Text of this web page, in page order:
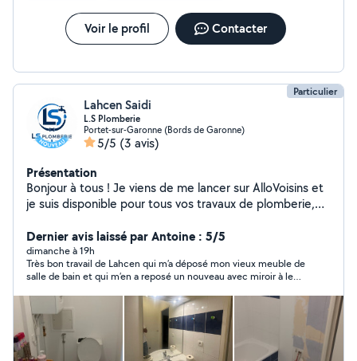
Voir le profil Contacter
Particulier
Lahcen Saidi
L.S Plomberie
Portet-sur-Garonne (Bords de Garonne)
5/5 (3 avis)
Présentation
Bonjour à tous ! Je viens de me lancer sur AlloVoisins et
je suis disponible pour tous vos travaux de plomberie,
ans, j'interviens aussi bien pour les petites réparations
que pour les installations, les rénovations, les
dépannages et l'entretien. Je suis polyvalent et j'aime le
travail bien fait. Travail propre et soigné Sérieux,
ponctuel et à l'écoute Conseils adaptés à vos besoins
Tarifs justes et devis possible Mon objectif est simple :
vous proposer un travail de qualité et vous laisser un
chantier impeccable. Pas de stress, il y a LS ! N'hésitez
Dernier avis laissé par Antoine : 5/5
dimanche à 19h
Très bon travail de Lahcen qui m’a déposé mon vieux meuble de
salle de bain et qui m’en a reposé un nouveau avec miroir à led.
un prix très attractif. Il a meme gentillement trouvé et réparé la
petite fuite que j’avais sous ma baignoire. Lieu de travail laissé
super propre. Je ferai appel à lui pour d’autres travaux avec
plaisir.